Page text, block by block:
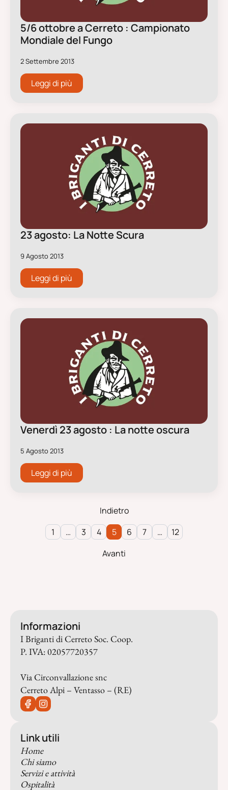
5/6 ottobre a Cerreto : Campionato
Mondiale del Fungo
2 Settembre 2013
Leggi di più
23 agosto: La Notte Scura
9 Agosto 2013
Leggi di più
Venerdì 23 agosto : La notte oscura
5 Agosto 2013
Leggi di più
Indietro
1
… 3 4 5 6 7 …
12
Avanti
Informazioni
I Briganti di Cerreto Soc. Coop.
P. IVA: 02057720357
Via Circonvallazione snc
Cerreto Alpi – Ventasso – (RE)
Link utili
Home
Chi siamo
Servizi e attività
Ospitalità